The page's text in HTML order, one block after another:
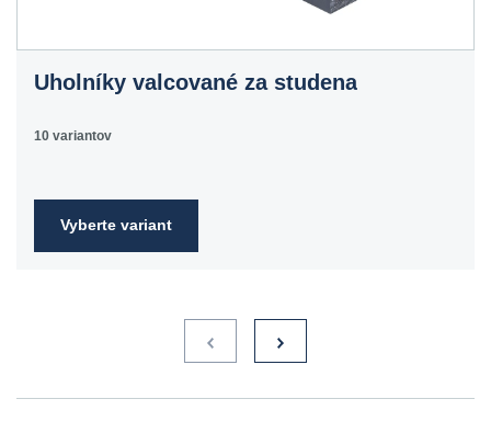
Uholníky valcované za studena
10 variantov
Vyberte variant